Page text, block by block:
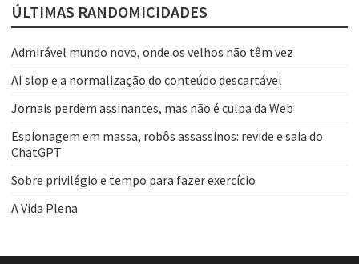
ÚLTIMAS RANDOMICIDADES
Admirável mundo novo, onde os velhos não têm vez
AI slop e a normalização do conteúdo descartável
Jornais perdem assinantes, mas não é culpa da Web
Espionagem em massa, robôs assassinos: revide e saia do
ChatGPT
Sobre privilégio e tempo para fazer exercício
A Vida Plena